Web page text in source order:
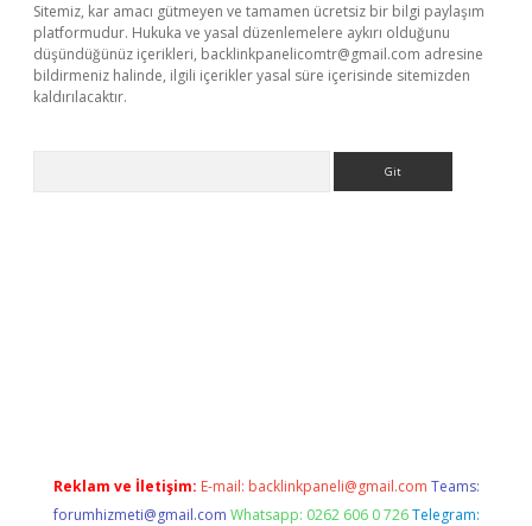
Sitemiz, kar amacı gütmeyen ve tamamen ücretsiz bir bilgi paylaşım
platformudur. Hukuka ve yasal düzenlemelere aykırı olduğunu
düşündüğünüz içerikleri, backlinkpanelicomtr@gmail.com adresine
bildirmeniz halinde, ilgili içerikler yasal süre içerisinde sitemizden
kaldırılacaktır.
Reklam ve İletişim: E-mail: backlinkpaneli@gmail.com Teams:
forumhizmeti@gmail.com Whatsapp: 0262 606 0 726 Telegram: